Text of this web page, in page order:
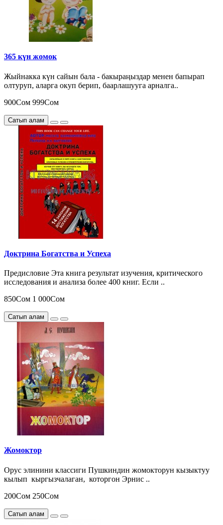
365 күн жомок
Жыйнакка күн сайын бала - бакыраңыздар менен бапырап
олтуруп, аларга окуп берип, баарлашууга арналга..
900Сом 999Сом
Сатып алам
Доктрина Богатства и Успеха
Предисловие Эта книга результат изучения, критического
исследования и анализа более 400 книг. Если ..
850Сом 1 000Сом
Сатып алам
Жомоктор
Орус элинини классиги Пушкиндин жомокторун кызыктуу
кылып кыргызчалаган, которгон Эрнис ..
200Сом 250Сом
Сатып алам